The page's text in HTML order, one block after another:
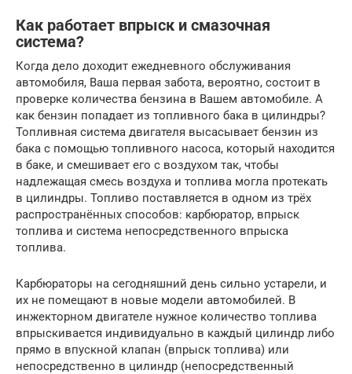
Как работает впрыск и смазочная
система?
Когда дело доходит ежедневного обслуживания
автомобиля, Ваша первая забота, вероятно, состоит в
проверке количества бензина в Вашем автомобиле. А
как бензин попадает из топливного бака в цилиндры?
Топливная система двигателя высасывает бензин из
бака с помощью топливного насоса, который находится
в баке, и смешивает его с воздухом так, чтобы
надлежащая смесь воздуха и топлива могла протекать
в цилиндры. Топливо поставляется в одном из трёх
распространённых способов: карбюратор, впрыск
топлива и система непосредственного впрыска
топлива.
Карбюраторы на сегодняшний день сильно устарели, и
их не помещают в новые модели автомобилей. В
инжекторном двигателе нужное количество топлива
впрыскивается индивидуально в каждый цилиндр либо
прямо в впускной клапан (впрыск топлива) или
непосредственно в цилиндр (непосредственный